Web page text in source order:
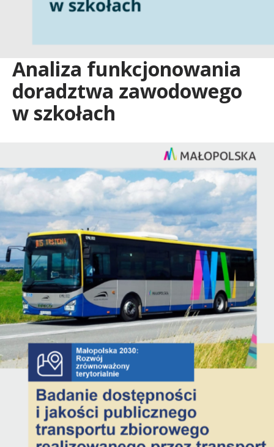
e
r
a
t
o
r
i
u
m
Analiza funkcjonowania
doradztwa zawodowego
w szkołach